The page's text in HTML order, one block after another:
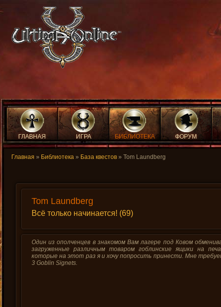
ГЛАВНАЯ ИГРА БИБЛИОТЕКА ФОРУМ
Главная » Библиотека » База квестов » Tom Laundberg
Tom Laundberg
Всё только начинается! (69)
Один из ополченцев в знакомом Вам лагере под Ковом
загруженные различным товаром гоблинские ящики на
которые на этот раз я и хочу попросить принести. Мне
3 Goblin Signets.